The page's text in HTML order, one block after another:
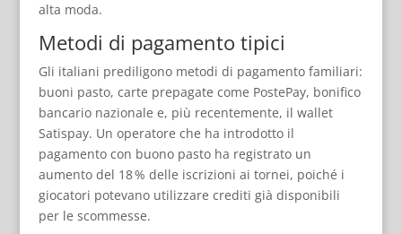
alta moda.
Metodi di pagamento tipici
Gli italiani prediligono metodi di pagamento familiari:
buoni pasto, carte prepagate come PostePay, bonifico
bancario nazionale e, più recentemente, il wallet
Satispay. Un operatore che ha introdotto il
pagamento con buono pasto ha registrato un
aumento del 18 % delle iscrizioni ai tornei, poiché i
giocatori potevano utilizzare crediti già disponibili
per le scommesse.